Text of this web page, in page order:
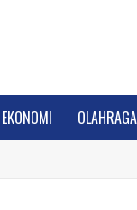
EKONOMI OLAHRAGA